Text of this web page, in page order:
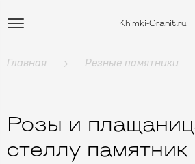
Khimki-Granit.ru
Главная Резные памятники
Розы и
стеллу памятник